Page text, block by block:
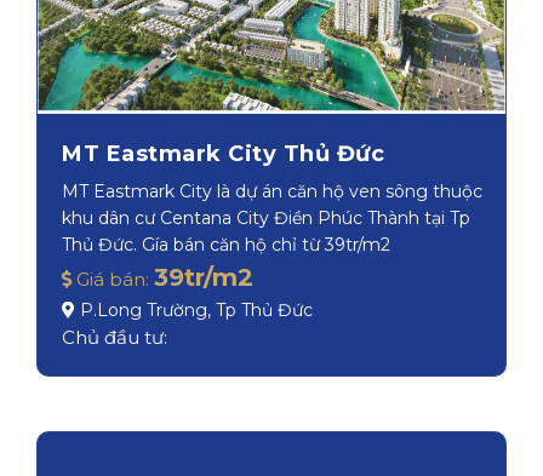
MT Eastmark City Thủ Đức
MT Eastmark City là dự án căn hộ ven sông thuộc
khu dân cư Centana City Điền Phúc Thành tại Tp
Thủ Đức. Gía bán căn hộ chỉ từ 39tr/m2
Giá bán: 39tr/m2
P.Long Trường, Tp Thủ Đức
Chủ đầu tư: